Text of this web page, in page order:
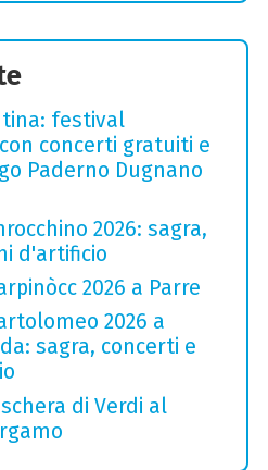
festival
concerti gratuiti e
Paderno Dugnano
2026: sagra,
d'artificio
2026 a Parre
2026 a
sagra, concerti e
di Verdi al